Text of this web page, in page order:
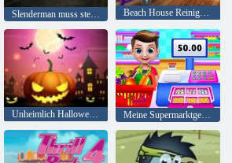
Slenderman muss sterben: Stille Straßen Beach House Reinigung
Unheimlich Halloween-Party Meine Supermarktgeschichte